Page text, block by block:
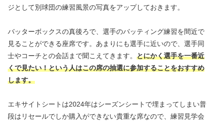
ジとして別球団の練習風景の写真をアップしておきます。
バッターボックスの真後ろで、選手のバッティング練習を間近で
見ることができる座席です。あまりにも選手に近いので、選手同
士やコーチとの会話まで聞こえてきます。 とにかく選手を一番近
くで見たい！という人はこの席の抽選に参加することをおすすめ
します。
エキサイトシートは2024年はシーズンシートで埋まってしまい普
段はリセールでしか購入ができない貴重な席なので、練習見学会